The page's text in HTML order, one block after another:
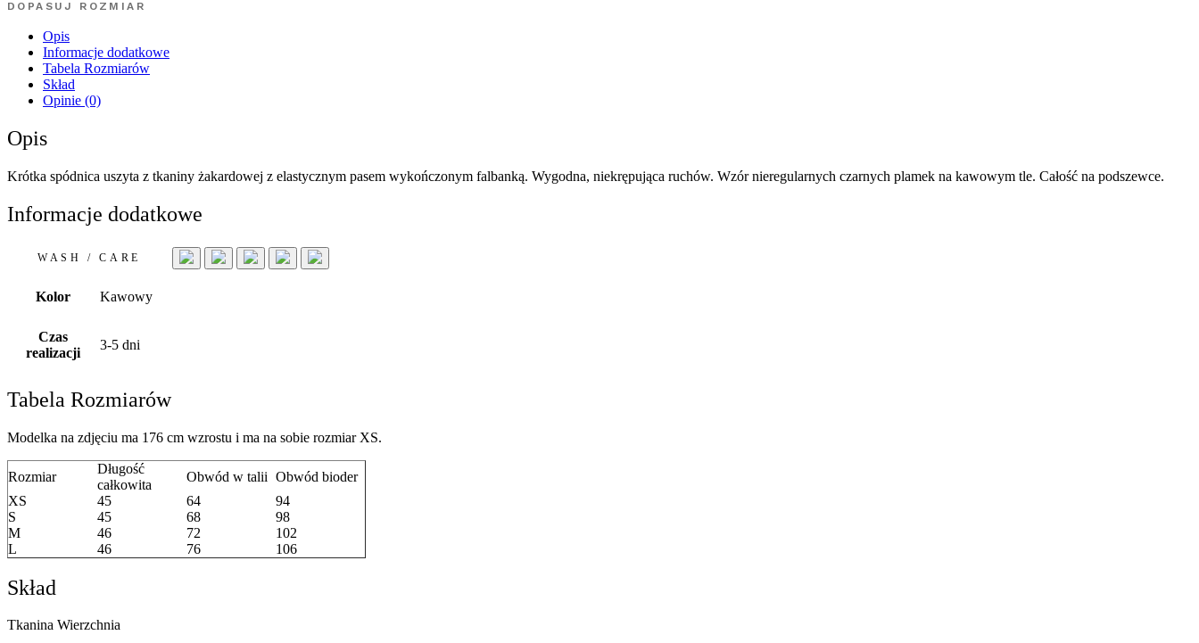
DOPASUJ ROZMIAR
Opis
Informacje dodatkowe
Tabela Rozmiarów
Skład
Opinie (0)
Opis
Krótka spódnica uszyta z tkaniny żakardowej z elastycznym pasem wykończonym falbanką. Wygodna, niekrępująca ruchów. Wzór nieregularnych czarnych plamek na kawowym tle. Całość na podszewce.
Informacje dodatkowe
WASH / CARE
Kolor Kawowy
Czas
realizacji
3-5 dni
Tabela Rozmiarów
Modelka na zdjęciu ma 176 cm wzrostu i ma na sobie rozmiar XS.
Rozmiar
Długość
całkowita
Obwód w talii Obwód bioder
XS
45 64
94
S
45 68
98
M
46 72
102
L
46 76 106
Skład
Tkanina Wierzchnia